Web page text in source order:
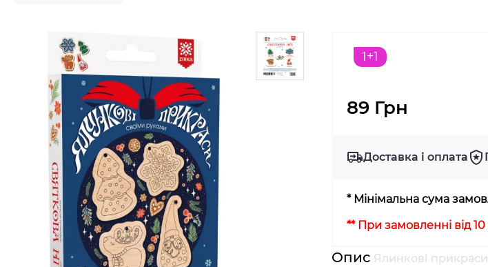
1+1
89 Грн
Доставка і оплата
* Мінімальна сума
** При замовленні від
Опис Ялинкові прикраси